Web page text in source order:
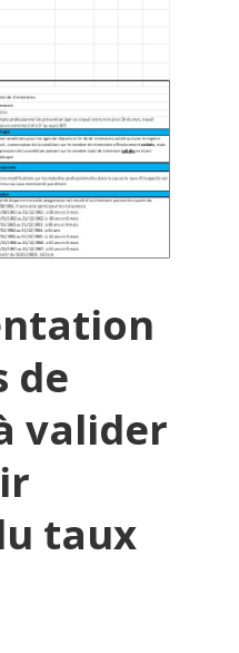
de
valider
taux